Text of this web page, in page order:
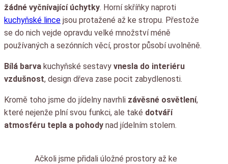
žádné vyčnívající úchytky. Horní skříňky naproti
kuchyňské lince jsou protažené až ke stropu. Přestože
se do nich vejde opravdu velké množství méně
používaných a sezónních věcí, prostor působí uvolněně.
Bílá barva kuchyňské sestavy vnesla do interiéru
vzdušnost, design dřeva zase pocit zabydlenosti.
Kromě toho jsme do jídelny navrhli závěsné osvětlení,
které nejenže plní svou funkci, ale také dotváří
atmosféru tepla a pohody nad jídelním stolem.
Ačkoli jsme přidali úložné prostory až ke